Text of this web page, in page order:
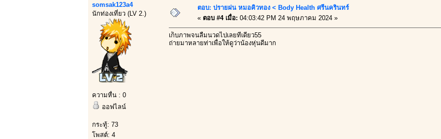
somsak123a4
นักท่องเที่ยว (LV 2.)
ความหื่น : 0
ออฟไลน์
กระทู้: 73
โพสต์: 4
ตอบ: ปรายฝน หมอคิวทอง < Body Health ศรีนครินทร์
« ตอบ #4 เมื่อ: 04:03:42 PM 24 พฤษภาคม 2024 »
เก็บภาพจนลืมนวดไปเลยทีเดียว55
ถ่ายมาหลายท่าเพื่อให้ดูว่าน้องหุ่นดีมาก